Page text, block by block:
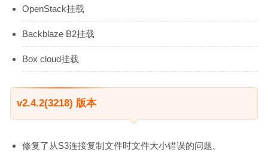
OpenStack挂载
Backblaze B2挂载
Box cloud挂载
v2.4.2(3218) 版本
修复了从S3连接复制文件时文件大小错误的问题。